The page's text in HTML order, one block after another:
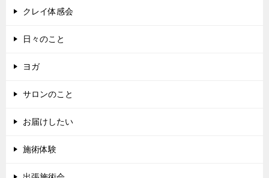
クレイ体感会
日々のこと
ヨガ
サロンのこと
お届けしたい
施術体験